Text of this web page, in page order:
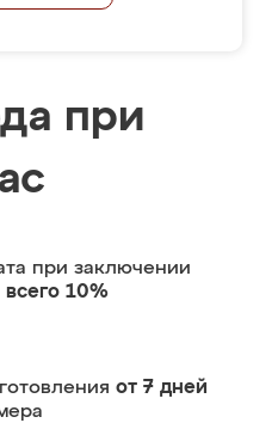
при
при заключении
всего 10%
от 7 дней